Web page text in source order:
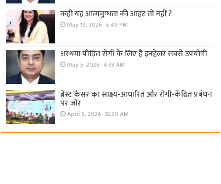
कहीं यह आत्ममुग्धता की आहट तो नहीं ?
May 19, 2026- 5:49 PM
अस्थमा पीड़ित रोगी के लिए है इनहेलर सबसे उपयोगी
May 5, 2026- 4:33 AM
ब्रेस्ट कैंसर का साक्ष्य-आधारित और रोगी-केंद्रित प्रबंधन
पर जोर
April 5, 2026- 12:20 AM